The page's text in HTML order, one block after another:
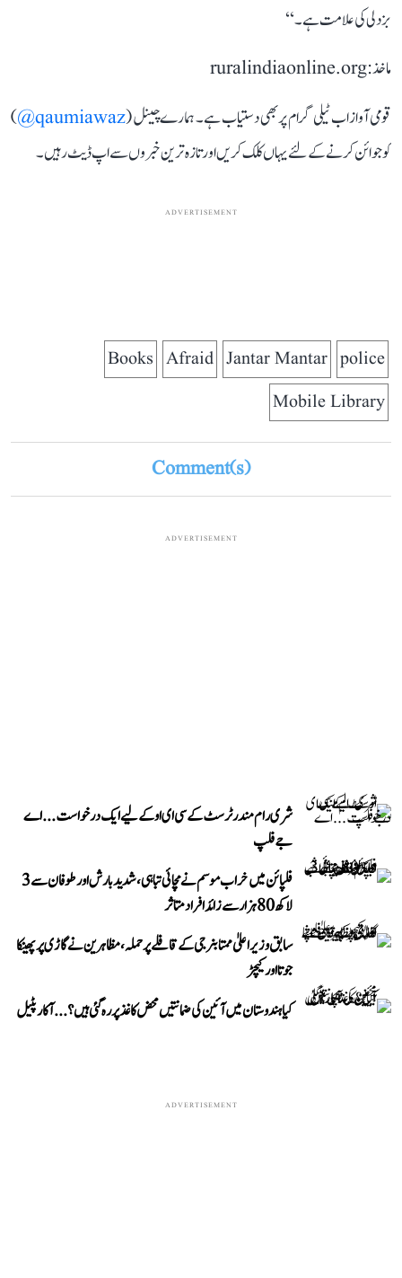
بزدلی کی علامت ہے۔‘‘
ماخذ: ruralindiaonline.org
قومی آواز اب ٹیلی گرام پر بھی دستیاب ہے۔ ہمارے چینل (qaumiawaz@
)
کو جوائن کرنے کے لئے یہاں کلک کریں اور تازہ ترین خبروں سے اپ ڈیٹ رہیں۔
ADVERTISEMENT
police
Jantar Mantar
Afraid
Books
Mobile Library
Comment(s)
ADVERTISEMENT
شری رام مندر ٹرسٹ کے سی ای او کے لیے ایک درخواست...اے
جے فلپ
فلپائن میں خراب موسم نے مچائی تباہی، شدید بارش اور طوفان سے 3
لاکھ 80 ہزار سے زائد افراد متاثر
سابق وزیر اعلیٰ ممتا بنرجی کے قافلے پر حملہ، مظاہرین نے گاڑی پر پھینکا
جوتا اور کیچڑ
کیا ہندوستان میں آئین کی ضمانتیں محض کاغذ پر رہ گئی ہیں؟...آکار پٹیل
ADVERTISEMENT